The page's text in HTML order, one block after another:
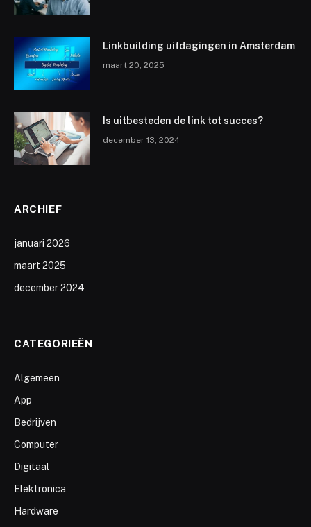
Linkbuilding uitdagingen in Amsterdam
maart 20, 2025
Is uitbesteden de link tot succes?
december 13, 2024
ARCHIEF
januari 2026
maart 2025
december 2024
CATEGORIEËN
Algemeen
App
Bedrijven
Computer
Digitaal
Elektronica
Hardware